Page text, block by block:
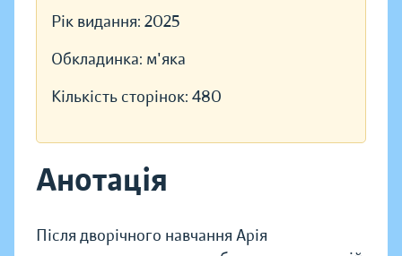
Рік видання: 2025
Обкладинка: м'яка
Кількість сторінок: 480
Анотація
Після дворічного навчання Арія